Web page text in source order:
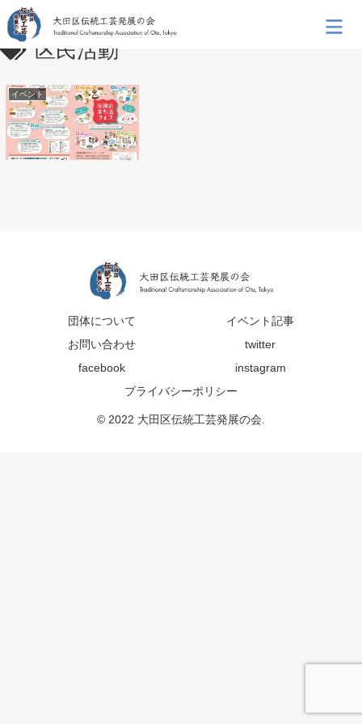
区民活動
イベント
団体について
イベント記事
お問い合わせ
twitter
facebook
instagram
プライバシーポリシー
© 2022 大田区伝統工芸発展の会.